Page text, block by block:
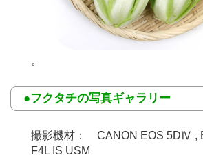
。
●フクタチの写真ギャラリー
撮影機材： CANON EOS 5DⅣ ,
F4L IS USM